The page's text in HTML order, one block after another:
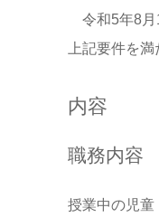
令和5年8月
上記要件を
内容
職務内容
授業中の児童